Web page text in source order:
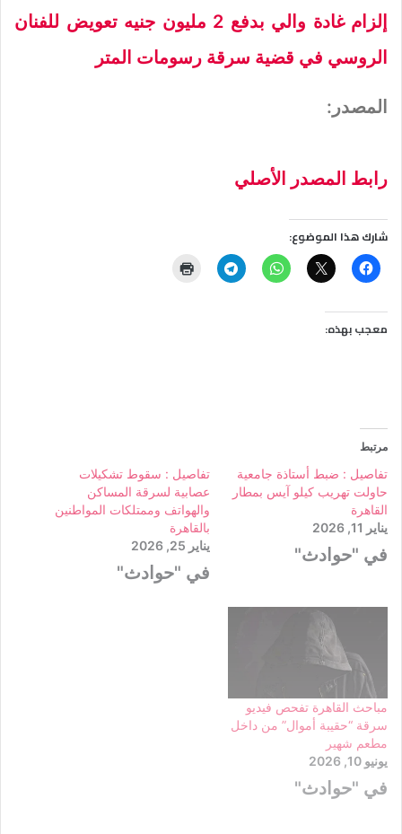
إلزام غادة والي بدفع 2 مليون جنيه تعويض للفنان
الروسي في قضية سرقة رسومات المتر
المصدر:
رابط المصدر الأصلي
شارك هذا الموضوع:
معجب بهذه:
مرتبط
تفاصيل : ضبط أستاذة جامعية
حاولت تهريب كيلو آيس بمطار
القاهرة
يناير 11, 2026
في "حوادث"
تفاصيل : سقوط تشكيلات
عصابية لسرقة المساكن
والهواتف وممتلكات المواطنين
بالقاهرة
يناير 25, 2026
في "حوادث"
مباحث القاهرة تفحص فيديو
سرقة “حقيبة أموال” من داخل
مطعم شهير
يونيو 10, 2026
في "حوادث"